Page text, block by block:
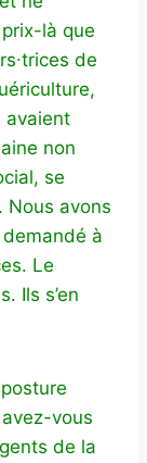
là que
de
avaient
non
se
Nous avons
à
Le
Ils s’en
vous
de la